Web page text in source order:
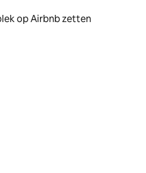
op Airbnb zetten